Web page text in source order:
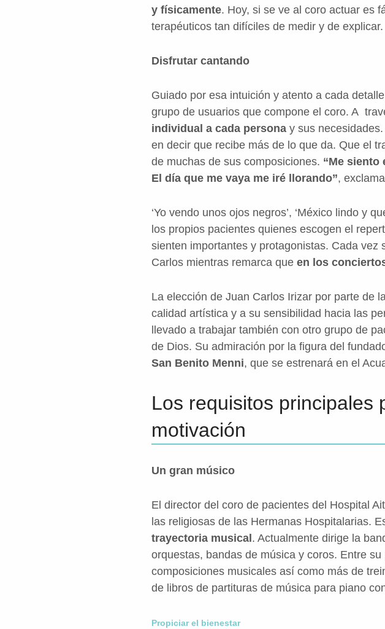
y físicamente. Hoy, si se ve al coro actuar es
terapéuticos tan difíciles de medir y de explicar.
Disfrutar cantando
Guiado por esa intuición y atento a cada
grupo de usuarios que compone el coro. A
individual a cada persona y sus
en decir que recibe más de lo que da. Que el
de muchas de sus composiciones. “Me siento
El día que me vaya me iré llorando”,
‘Yo vendo unos ojos negros’, ‘México lindo y
los propios pacientes quienes escogen el
sienten importantes y protagonistas. Cada vez
Carlos mientras remarca que en los
La elección de Juan Carlos Irizar por parte de
calidad artística y a su sensibilidad hacia las
llevado a trabajar también con otro grupo de
de Dios. Su admiración por la figura del
San Benito Menni, que se estrenará en el
Los requisitos principales
motivación
Un gran músico
El director del coro de pacientes del Hospital
las religiosas de las Hermanas Hospitalarias.
trayectoria musical . Actualmente dirige la
orquestas, bandas de música y coros. Entre
composiciones musicales así como más de
de libros de partituras de música para piano
Propiciar el bienestar